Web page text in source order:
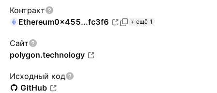
Контракт
Ethereum0x455...fc3f6 + ещё 1
Сайт
polygon.technology
Исходный код
GitHub